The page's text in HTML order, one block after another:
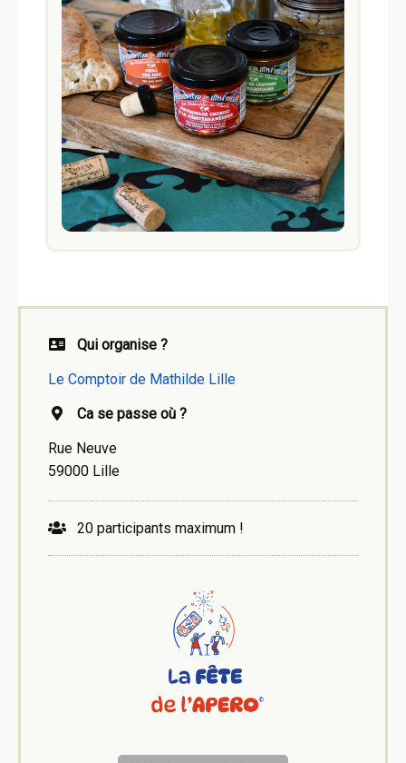
Qui organise ?
Le Comptoir de Mathilde Lille
Ca se passe où ?
Rue Neuve
59000 Lille
20 participants maximum !